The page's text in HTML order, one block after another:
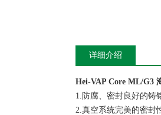
详细介绍
Hei-VAP Core ML/G3
1.防腐、密封良好的铸
2.真空系统完美的密封